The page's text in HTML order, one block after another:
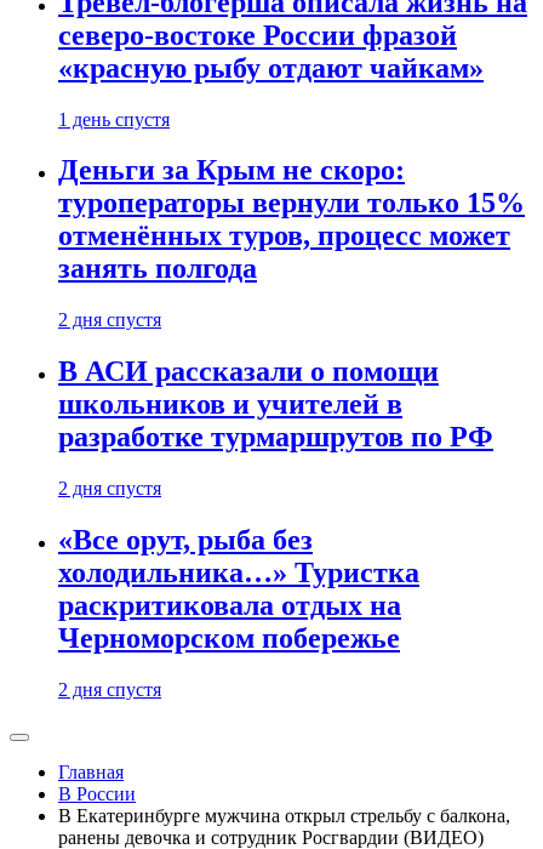
северо-востоке России фразой
«красную рыбу отдают чайкам»
1 день спустя
Деньги за Крым не скоро:
туроператоры вернули только 15%
отменённых туров, процесс может
занять полгода
2 дня спустя
В АСИ рассказали о помощи
школьников и учителей в
разработке турмаршрутов по РФ
2 дня спустя
«Все орут, рыба без
холодильника…» Туристка
раскритиковала отдых на
Черноморском побережье
2 дня спустя
Главная
В России
В Екатеринбурге мужчина открыл стрельбу с балкона,
ранены девочка и сотрудник Росгвардии (ВИДЕО)